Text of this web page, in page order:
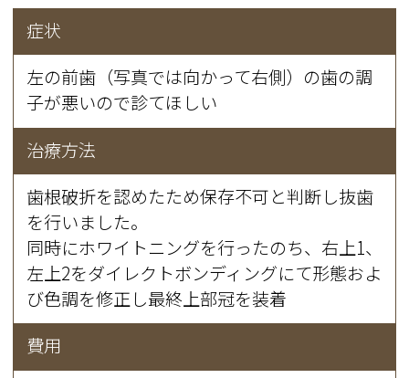
症状
左の前歯（写真では向かって右側）の歯の調
子が悪いので診てほしい
治療方法
歯根破折を認めたため保存不可と判断し抜歯
を行いました。
同時にホワイトニングを行ったのち、右上1、
左上2をダイレクトボンディングにて形態およ
び色調を修正し最終上部冠を装着
費用